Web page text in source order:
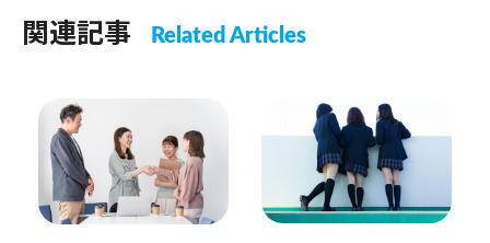
関連記事 Related Articles